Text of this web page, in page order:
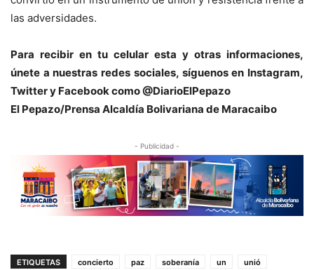
las adversidades.
Para recibir en tu celular esta y otras informaciones,
únete a nuestras redes sociales, síguenos en Instagram,
Twitter y Facebook como @DiarioElPepazo
El Pepazo/Prensa Alcaldía Bolivariana de Maracaibo
- Publicidad -
ETIQUETAS concierto paz soberanía un unió